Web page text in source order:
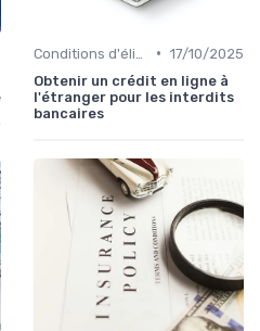
• 17/10/2025
Obtenir un crédit en ligne à
l'étranger pour les interdits
bancaires